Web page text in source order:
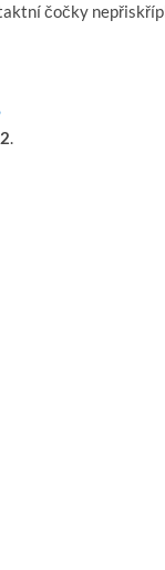
čočky
.